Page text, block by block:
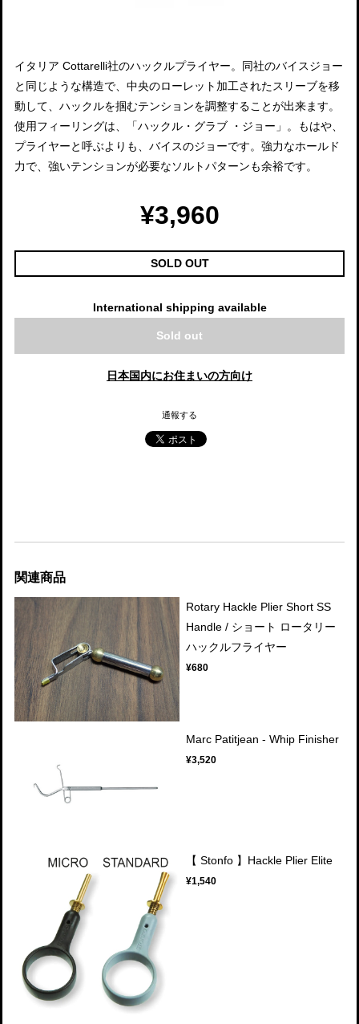
イタリア Cottarelli社のハックルプライヤー。同社のバイスジョー
と同じような構造で、中央のローレット加工されたスリーブを移
動して、ハックルを掴むテンションを調整することが出来ます。
使用フィーリングは、「ハックル・グラブ ・ジョー」。もはや、
プライヤーと呼ぶよりも、バイスのジョーです。強力なホールド
力で、強いテンションが必要なソルトパターンも余裕です。
¥3,960
SOLD OUT
International shipping available
Sold out
日本国内にお住まいの方向け
通報する
関連商品
Rotary Hackle Plier Short SS
Handle / ショート ロータリー
ハックルフライヤー
¥680
Marc Patitjean - Whip Finisher
¥3,520
【 Stonfo 】Hackle Plier Elite
¥1,540